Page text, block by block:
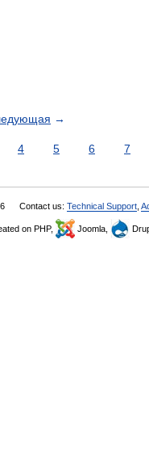
→
4 5 6 7
Contact us: Technical Support
on PHP, Joomla,